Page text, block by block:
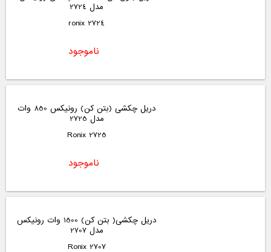
مدل 2724
2724 ronix
ناموجود
دریل چکشی (بتن کن) رونیکس 850 وات
مدل 2725
2725 Ronix
ناموجود
دریل چکشی( بتن کن) 1500 وات رونیکس
مدل 2707
2707 Ronix